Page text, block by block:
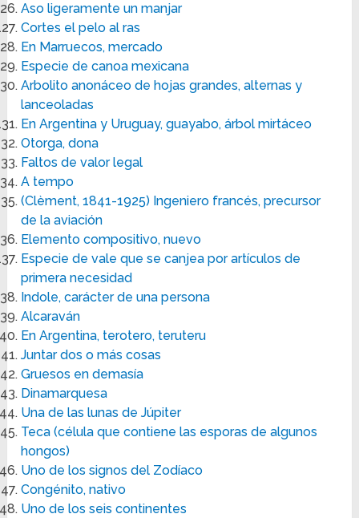
Aso ligeramente un manjar
Cortes el pelo al ras
En Marruecos, mercado
Especie de canoa mexicana
Arbolito anonáceo de hojas grandes, alternas y
lanceoladas
En Argentina y Uruguay, guayabo, árbol mirtáceo
Otorga, dona
Faltos de valor legal
A tempo
(Clèment, 1841-1925) Ingeniero francés, precursor
de la aviación
Elemento compositivo, nuevo
Especie de vale que se canjea por artículos de
primera necesidad
Indole, carácter de una persona
Alcaraván
En Argentina, terotero, teruteru
Juntar dos o más cosas
Gruesos en demasía
Dinamarquesa
Una de las lunas de Júpiter
Teca (célula que contiene las esporas de algunos
hongos)
Uno de los signos del Zodíaco
Congénito, nativo
Uno de los seis continentes